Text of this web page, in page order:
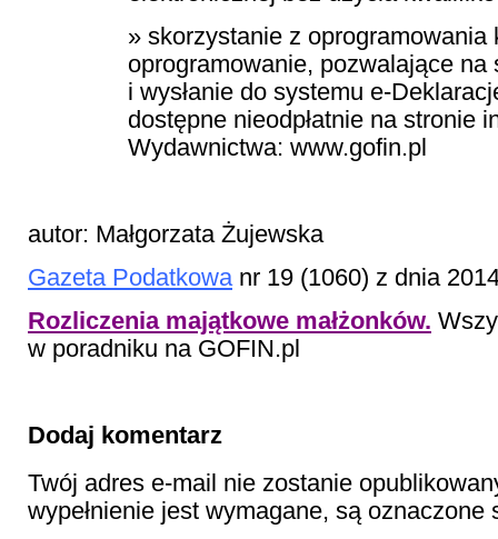
» skorzystanie z oprogramowania
oprogramowanie, pozwalające na
i wysłanie do systemu e-
dostępne nieodpłatnie na stronie
Wydawnictwa: www.gofin.pl
autor: Małgorzata Żujewska
Gazeta Podatkowanr 19 (1060) z dnia
Rozliczenia majątkowe małżonków.
w poradniku na GOFIN.pl
Dodaj komentarz
Twój adres e-mail nie zostanie
wypełnienie jest wymagane, są